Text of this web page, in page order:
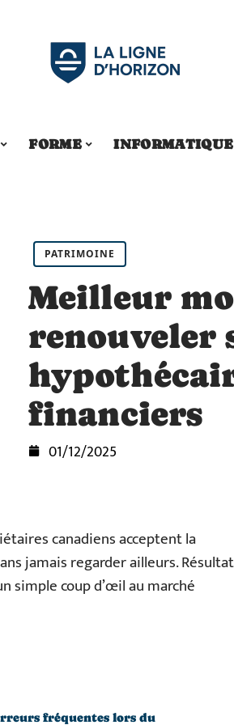
FORME INFORMATIQUE
PATRIMOINE
Meilleur
renouveler
financiers
01/12/2025
canadiens acceptent la
jamais regarder ailleurs.
simple coup d’œil au marché
fréquentes lors du